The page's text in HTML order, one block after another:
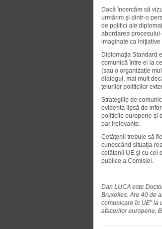
Dacă încercăm să
urmărim şi dintr-o
de politici ale
abordarea procesului
imaginate ca
Diplomaţia Standard
comunică între ei la
(sau o organizaţie
dialogul, mai mult
ţelurilor politicilor
Strategiile de
evidenta lipsă de
politicile europene şi
par irelevante.
Cetăţenii trebuie să
cunoscând situaţia
cetăţenii UE şi cu cei
publice a Comisiei.
Dan LUCA este
Bruxelles. Are 40 de
comunicare în UE” la
afacerilor europene,